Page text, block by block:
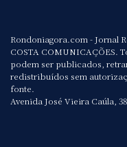
Rondoniagora.com - Jornal
COSTA COMUNICAÇÕES.
podem ser publicados,
redistribuídos sem
fonte.
Avenida José Vieira Caúla,